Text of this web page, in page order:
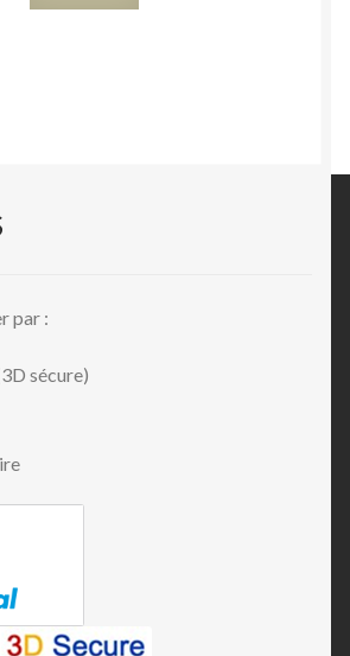
par :
sécure)